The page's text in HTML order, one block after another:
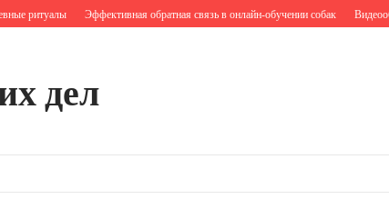
ритуалы Эффективная обратная связь в онлайн‑обучении собак
дел